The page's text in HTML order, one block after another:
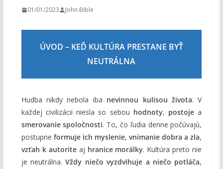
01/01/2023 John Bible
ÚVOD – KEĎ KULTÚRA PRESTANE BYŤ
NEUTRÁLNA
Hudba nikdy nebola iba nevinnou kulisou života. V
každej civilizácii niesla so sebou hodnoty, postoje a
smerovanie spoločnosti. To, čo ľudia denne počúvajú,
postupne formuje ich myslenie,vnímanie dobra a zla,
vzťah k autoriteaj hranice morálky. Kultúra preto nie
je neutrálna.Vždy niečo vyzdvihuje a niečo potláča,